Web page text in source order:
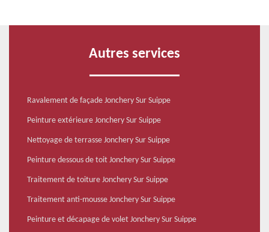
Autres services
Ravalement de façade Jonchery Sur Suippe
Peinture extérieure Jonchery Sur Suippe
Nettoyage de terrasse Jonchery Sur Suippe
Peinture dessous de toit Jonchery Sur Suippe
Traitement de toiture Jonchery Sur Suippe
Traitement anti-mousse Jonchery Sur Suippe
Peinture et décapage de volet Jonchery Sur Suippe